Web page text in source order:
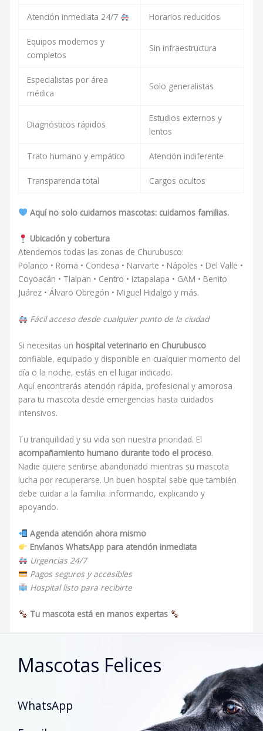
Atención inmediata 24/7 Horarios reducidos
Equipos modernos y
completos
Sin infraestructura
Especialistas por área
médica
Solo generalistas
Diagnósticos rápidos
Estudios externos y
lentos
Trato humano y empático Atención indiferente
Transparencia total Cargos ocultos
Aquí no solo cuidamos mascotas: cuidamos familias.
Ubicación y cobertura
Atendemos todas las zonas de Churubusco:
Polanco • Roma • Condesa • Narvarte • Nápoles • Del Valle •
Coyoacán • Tlalpan • Centro • Iztapalapa • GAM • Benito
Juárez • Álvaro Obregón • Miguel Hidalgo y más.
Fácil acceso desde cualquier punto de la ciudad
Si necesitas un hospital veterinario en Churubusco
confiable, equipado y disponible en cualquier momento del
día o la noche, estás en el lugar indicado.
Aquí encontrarás atención rápida, profesional y amorosa
para tu mascota desde emergencias hasta cuidados
intensivos.
Tu tranquilidad y su vida son nuestra prioridad. El
acompañamiento humano durante todo el proceso.
Nadie quiere sentirse abandonado mientras su mascota
lucha por recuperarse. Un buen hospital sabe que también
debe cuidar a la familia: informando, explicando y
apoyando.
Agenda atención ahora mismo
Envíanos WhatsApp para atención inmediata
Urgencias 24/7
Pagos seguros y accesibles
Hospital listo para recibirte
Tu mascota está en manos expertas
Mascotas Felices
WhatsApp